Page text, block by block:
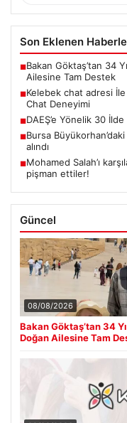
Son Eklenen
■Bakan Göktaş’tan 34
Ailesine Tam Destek
■Kelebek chat adresi
Chat Deneyimi
■DAEŞ’e Yönelik 30 İlde
■Bursa
alındı
■Mohamed Salah’ı
pişman ettiler!
Güncel
08/08/2026
Bakan Göktaş’tan 34
Doğan Ailesine Tam